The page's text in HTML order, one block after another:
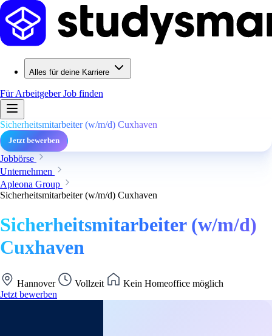
Alles für deine Karriere
Für ArbeitgeberJob finden
Sicherheitsmitarbeiter (w/m/d) Cuxhaven
Jetzt bewerben
Jobbörse
Unternehmen
Apleona Group
Sicherheitsmitarbeiter (w/m/d) Cuxhaven
Sicherheitsmitarbeiter (w/m/d)
Cuxhaven
Hannover Vollzeit
Kein Homeoffice möglich
Jetzt bewerben